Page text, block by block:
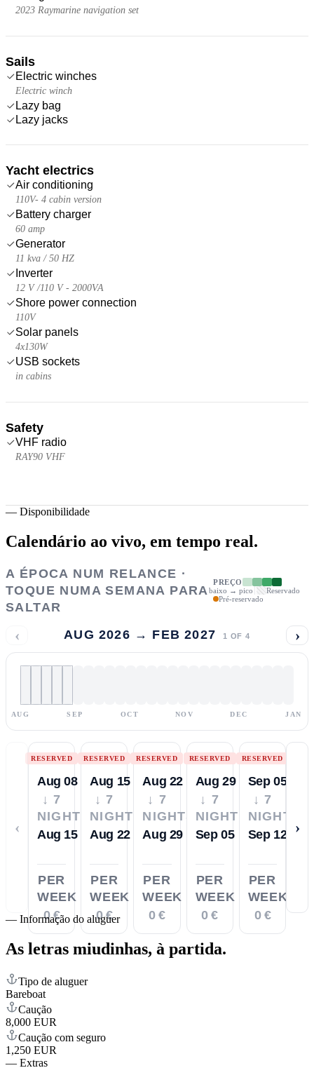
2023 Raymarine navigation set
Sails
Electric winches
Electric winch
Lazy bag
Lazy jacks
Yacht electrics
Air conditioning
110V- 4 cabin version
Battery charger
60 amp
Generator
11 kva / 50 HZ
Inverter
12 V /110 V - 2000VA
Shore power connection
110V
Solar panels
4x130W
USB sockets
in cabins
Safety
VHF radio
RAY90 VHF
— Disponibilidade
Calendário ao vivo, em tempo real.
A ÉPOCA NUM RELANCE ·
TOQUE NUMA SEMANA PARA
SALTAR
PREÇO
baixo → pico
Reservado
Pré-reservado
‹ AUG 2026 → FEB 2027 1 OF 4 ›
AUG SEP OCT NOV DEC JAN
‹
RESERVED
Aug 08
↓ 7
NIGHTS
Aug 15
PER
WEEK
0 €
RESERVED
Aug 15
↓ 7
NIGHTS
Aug 22
PER
WEEK
0 €
RESERVED
Aug 22
↓ 7
NIGHTS
Aug 29
PER
WEEK
0 €
RESERVED
Aug 29
↓ 7
NIGHTS
Sep 05
PER
WEEK
0 €
RESERVED
Sep 05
↓ 7
NIGHTS
Sep 12
PER
WEEK
0 €
›
— Informação do aluguer
As letras miudinhas, à partida.
Tipo de aluguer
Bareboat
Caução
8,000 EUR
Caução com seguro
1,250 EUR
— Extras